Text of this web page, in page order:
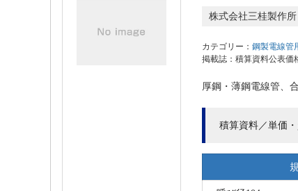
株式会社三桂製作所
カテゴリー：鋼製電線管
掲載誌：積算資料公表価
厚鋼・薄鋼電線管、
積算資料／単価